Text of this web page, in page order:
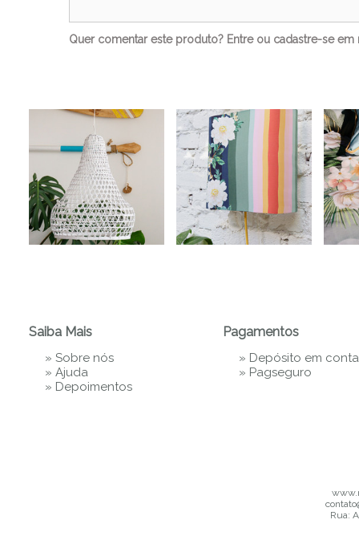
Quer comentar este produto? Entreou cadastre-seem
Saiba Mais
» Sobre nós
» Ajuda
» Depoimentos
Pagamentos
» Depósito em conta
» Pagseguro
Rua: